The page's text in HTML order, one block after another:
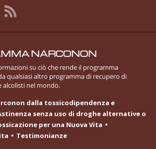
NARCONON
su ciò che rende il programma
qualsiasi altro programma di recupero di
alcolisti nel mondo.
dalla tossicodipendenza e
senza uso di droghe alternative o
per una Nuova Vita
Testimonianze